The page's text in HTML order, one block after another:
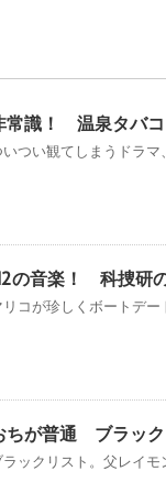
常識！ 温泉タバ
いつい観てしまうドラ
の音楽！ 科捜研
リコが珍しくボートデ
ちが普通 ブラック
ラックリスト。父レイ